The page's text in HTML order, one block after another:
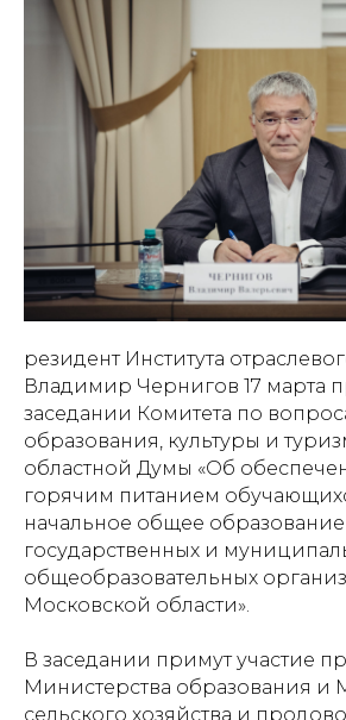
резидент Института
Владимир Чернигов 17 марта
заседании Комитета по
образования, культуры и
областной Думы «Об
горячим питанием
начальное общее образование
государственных и
общеобразовательных
Московской области».
В заседании примут участие
Министерства образования и
сельского хозяйства и